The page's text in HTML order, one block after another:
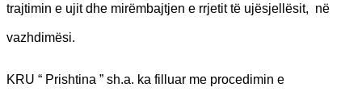
trajtimin e ujit dhe mirëmbajtjen e rrjetit të ujësjellësit, në
vazhdimësi.
KRU “ Prishtina ” sh.a. ka filluar me procedimin e